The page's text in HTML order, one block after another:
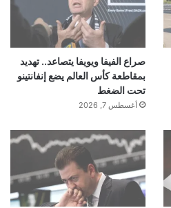
صراع الفيفا ويويفا يتصاعد.. تهديد
بمقاطعة كأس العالم يضع إنفانتينو
تحت الضغط
أغسطس 7, 2026